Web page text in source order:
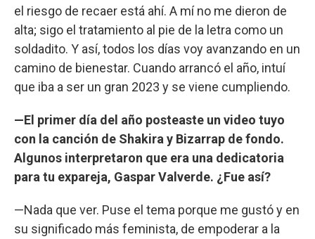
el riesgo de recaer está ahí. A mí no me dieron de
alta; sigo el tratamiento al pie de la letra como un
soldadito. Y así, todos los días voy avanzando en un
camino de bienestar. Cuando arrancó el año, intuí
que iba a ser un gran 2023 y se viene cumpliendo.
—El primer día del año posteaste un video tuyo
con la canción de Shakira y Bizarrap de fondo.
Algunos interpretaron que era una dedicatoria
para tu expareja, Gaspar Valverde. ¿Fue así?
—Nada que ver. Puse el tema porque me gustó y en
su significado más feminista, de empoderar a la